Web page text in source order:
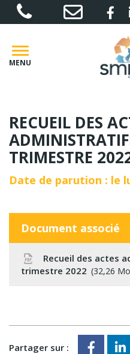
Gestion des traceurs
Lien
MENU
RECUEIL DES
TRIMESTRE
Date de parution : le
Document associé
Recueil des actes
trimestre 2022
32,26
Partager sur :